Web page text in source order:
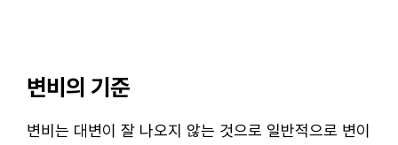
변비의 기준
변비는 대변이 잘 나오지 않는 것으로 일반적으로 변이